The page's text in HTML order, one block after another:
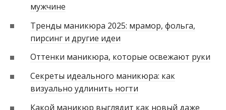
мужчине
Тренды маникюра 2025: мрамор, фольга,
пирсинг и другие идеи
Оттенки маникюра, которые освежают руки
Секреты идеального маникюра: как
визуально удлинить ногти
Какой маникюр выглядит как новый даже